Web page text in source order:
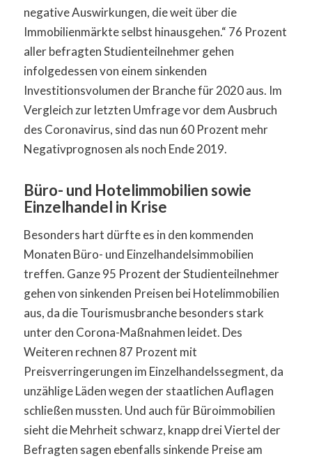
negative Auswirkungen, die weit über die
Immobilienmärkte selbst hinausgehen.“ 76 Prozent
aller befragten Studienteilnehmer gehen
infolgedessen von einem sinkenden
Investitionsvolumen der Branche für 2020 aus. Im
Vergleich zur letzten Umfrage vor dem Ausbruch
des Coronavirus, sind das nun 60 Prozent mehr
Negativprognosen als noch Ende 2019.
Büro- und Hotelimmobilien sowie
Einzelhandel in Krise
Besonders hart dürfte es in den kommenden
Monaten Büro- und Einzelhandelsimmobilien
treffen. Ganze 95 Prozent der Studienteilnehmer
gehen von sinkenden Preisen bei Hotelimmobilien
aus, da die Tourismusbranche besonders stark
unter den Corona-Maßnahmen leidet. Des
Weiteren rechnen 87 Prozent mit
Preisverringerungen im Einzelhandelssegment, da
unzählige Läden wegen der staatlichen Auflagen
schließen mussten. Und auch für Büroimmobilien
sieht die Mehrheit schwarz, knapp drei Viertel der
Befragten sagen ebenfalls sinkende Preise am